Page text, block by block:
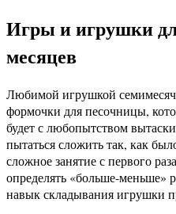
Игры и игрушки
месяцев
Любимой игрушкой
формочки для песочницы,
будет с любопытством
пытаться сложить так, как
сложное занятие с первого
определять «больше-меньше»
навык складывания игрушки